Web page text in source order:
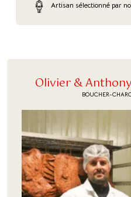
Artisan sélectionné par
Olivier &
BOUCHER-